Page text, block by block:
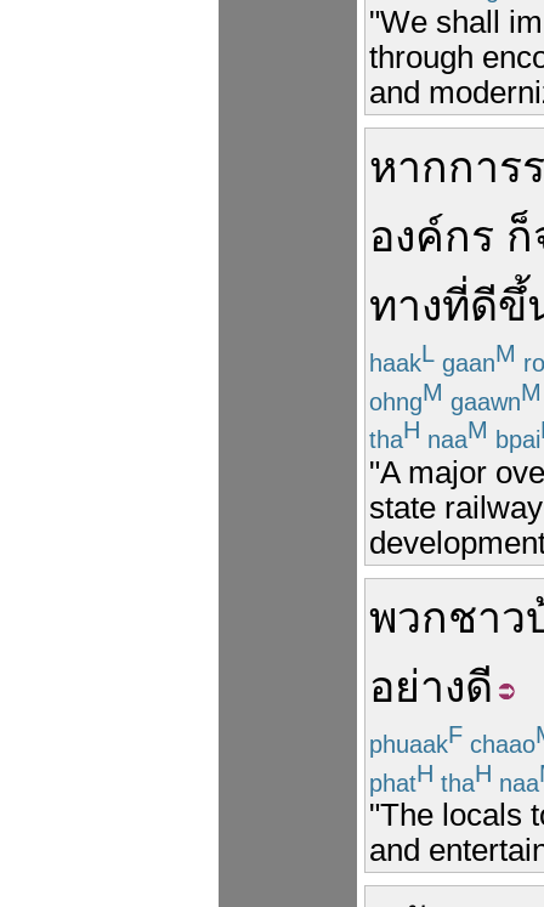
"We shall
through
and
หากการ
องค์กร ก็
ทางที่ดีขึ้
haakL gaanM
ohngM gaawnM
thaH naaM bpai
"A major
state
พวกชาว
อย่างดี
phuaakF chaao
phatH thaH naa
"The locals
and